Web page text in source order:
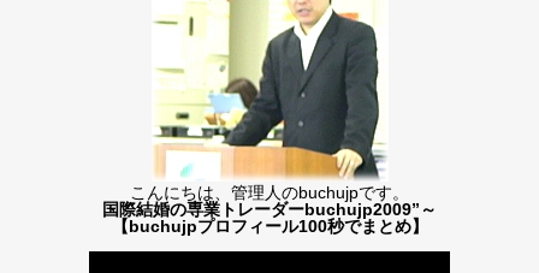
こんにちは、管理人のbuchujpです。
国際結婚の専業トレーダーbuchujp2009”～
【buchujpプロフィール100秒でまとめ】